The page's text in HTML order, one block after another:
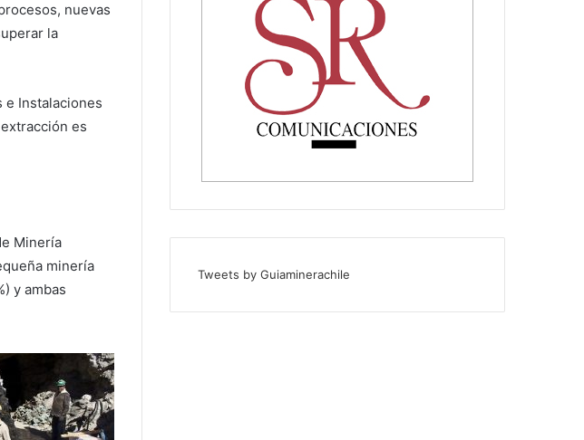
nuevas
la
e Instalaciones
es
Minería
minería
y ambas
Tweets by Guiaminerachile